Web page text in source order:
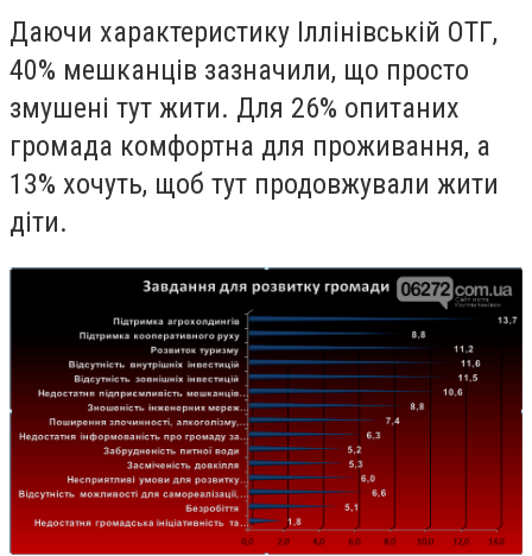
Даючи характеристику Іллінівській ОТГ,
40% мешканців зазначили, що просто
змушені тут жити. Для 26% опитаних
громада комфортна для проживання, а
13% хочуть, щоб тут продовжували жити
діти.